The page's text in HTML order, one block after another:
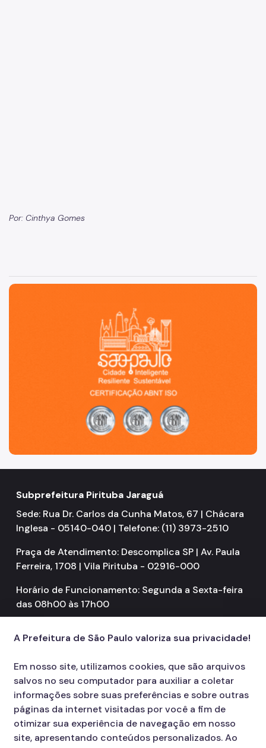
Por: Cinthya Gomes
São Paulo, cidade inteligente, resiliente e sustentável
Subprefeitura Pirituba Jaraguá
Sede: Rua Dr. Carlos da Cunha Matos, 67 | Chácara
Inglesa - 05140-040 | Telefone: (11) 3973-2510
Praça de Atendimento: Descomplica SP | Av. Paula
Ferreira, 1708 | Vila Pirituba - 02916-000
Horário de Funcionamento: Segunda a Sexta-feira
das 08h00 às 17h00
A Prefeitura de São Paulo valoriza sua privacidade!
Em nosso site, utilizamos cookies, que são arquivos
salvos no seu computador para auxiliar a coletar
informações sobre suas preferências e sobre outras
páginas da internet visitadas por você a fim de
otimizar sua experiência de navegação em nosso
site, apresentando conteúdos personalizados. Ao